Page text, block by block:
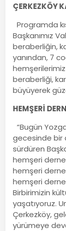
ÇERKEZKÖY
Programda
Başkanımız
beraberliğin,
yanından, 7
hemşerilerimiz
beraberliği,
büyüyerek
HEMŞERİ
“Bugün
gecesinde bir
sürdüren
hemşeri
hemşeri
hemşeri
Birbirimizin
yaşatıyoruz.
Çerkezköy,
yürümeye